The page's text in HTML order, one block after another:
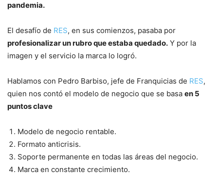
pandemia.
El desafío de RES, en sus comienzos, pasaba por
profesionalizar un rubro que estaba quedado. Y por la
imagen y el servicio la marca lo logró.
Hablamos con Pedro Barbiso, jefe de Franquicias de RES,
quien nos contó el modelo de negocio que se basa en 5
puntos clave
Modelo de negocio rentable.
Formato anticrisis.
Soporte permanente en todas las áreas del negocio.
Marca en constante crecimiento.